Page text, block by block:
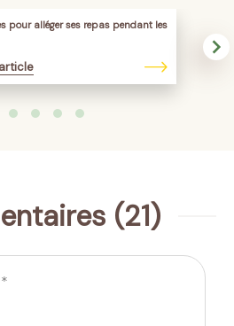
pour alléger ses repas pendant les
(21)